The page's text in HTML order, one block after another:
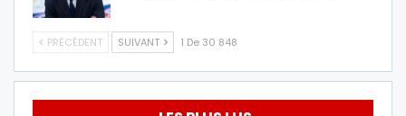
PRÉCÉDENT SUIVANT 1 De 30 848